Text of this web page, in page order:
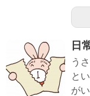
日
う
と
が